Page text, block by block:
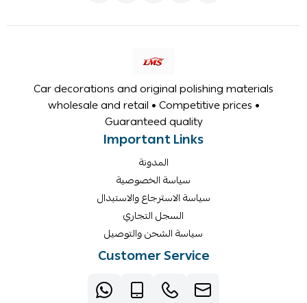
Car decorations and original polishing materials
wholesale and retail • Competitive prices •
Guaranteed quality
Important Links
المدونة
سياسة الخصوصية
سياسة الاسترجاع والاستبدال
السجل التجاري
سياسة الشحن والتوصيل
Customer Service